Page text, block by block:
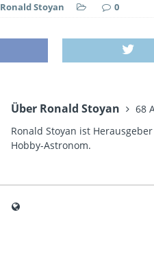
Ronald Stoyan 0
Über Ronald Stoyan
68
Ronald Stoyan ist
Hobby-Astronom.